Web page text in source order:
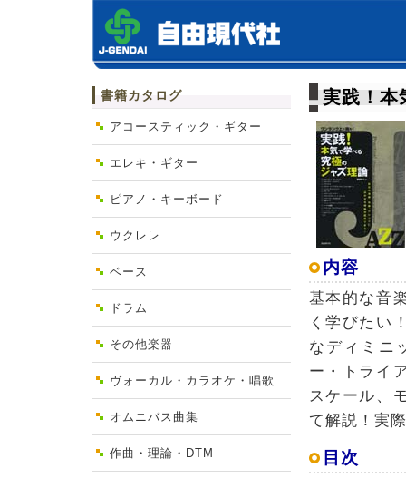
実践！本
内容
基本的な音
く学びたい
なディミニ
ー・トライ
スケール、
て解説！実
目次
書籍カタログ
アコースティック・ギター
エレキ・ギター
ピアノ・キーボード
ウクレレ
ベース
ドラム
その他楽器
ヴォーカル・カラオケ・唱歌
オムニバス曲集
作曲・理論・DTM